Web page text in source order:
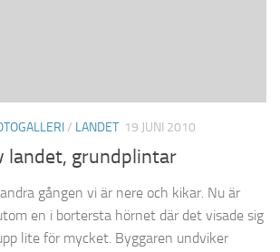
/ LANDET 19 JUNI 2010
landet, grundplintar
gången vi är nere och kikar. Nu är
en i bortersta hörnet där det visade sig
lite för mycket. Byggaren undviker